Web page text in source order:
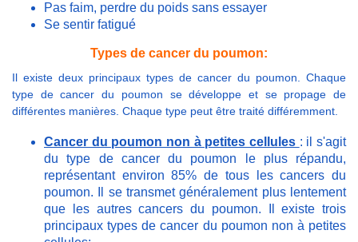
Pas faim, perdre du poids sans essayer
Se sentir fatigué
Types de cancer du poumon:
Il existe deux principaux types de cancer du poumon. Chaque
type de cancer du poumon se développe et se propage de
différentes manières. Chaque type peut être traité différemment.
Cancer du poumon non à petites cellules : il s'agit
du type de cancer du poumon le plus répandu,
représentant environ 85% de tous les cancers du
poumon. Il se transmet généralement plus lentement
que les autres cancers du poumon. Il existe trois
principaux types de cancer du poumon non à petites